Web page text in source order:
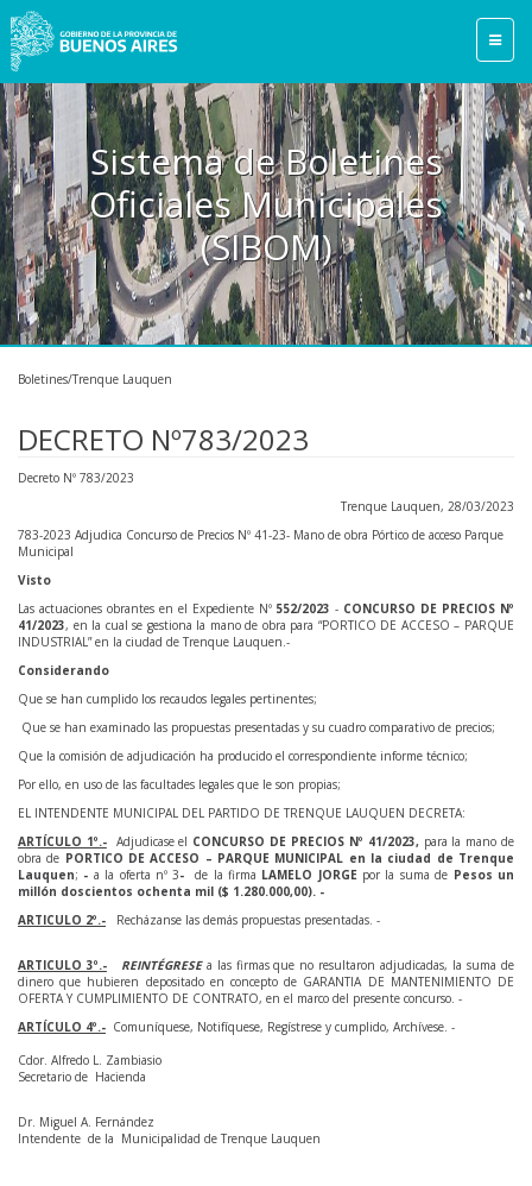
Sistema de Boletines
Oficiales Municipales
(SIBOM)
Boletines/Trenque Lauquen
DECRETO Nº783/2023
Decreto Nº 783/2023
Trenque Lauquen, 28/03/2023
783-2023 Adjudica Concurso de Precios Nº 41-23- Mano de obra Pórtico de acceso Parque
Municipal
Visto
Las actuaciones obrantes en el Expediente Nº 552/2023 - CONCURSO DE PRECIOS Nº
41/2023, en la cual se gestiona la mano de obra para “PORTICO DE ACCESO – PARQUE
INDUSTRIAL” en la ciudad de Trenque Lauquen.-
Considerando
Que se han cumplido los recaudos legales pertinentes;
Que se han examinado las propuestas presentadas y su cuadro comparativo de precios;
Que la comisión de adjudicación ha producido el correspondiente informe técnico;
Por ello, en uso de las facultades legales que le son propias;
EL INTENDENTE MUNICIPAL DEL PARTIDO DE TRENQUE LAUQUEN DECRETA:
ARTÍCULO 1º.-Adjudicase el CONCURSO DE PRECIOS Nº 41/2023, para la mano de
obra de PORTICO DE ACCESO – PARQUE MUNICIPAL en la ciudad de Trenque
Lauquen; - a la oferta nº 3-de la firma LAMELO JORGE por la suma de Pesos un
millón doscientos ochenta mil ($ 1.280.000,00). -
ARTICULO 2º.- Recházanse las demás propuestas presentadas. -
ARTICULO 3º.-REINTÉGRESE a las firmas que no resultaron adjudicadas, la suma de
dinero que hubieren depositado en concepto de GARANTIA DE MANTENIMIENTO DE
OFERTA Y CUMPLIMIENTO DE CONTRATO, en el marco del presente concurso. -
ARTÍCULO 4º.- Comuníquese, Notifíquese, Regístrese y cumplido, Archívese. -
Cdor. Alfredo L. Zambiasio
Secretario de Hacienda
Dr. Miguel A. Fernández
Intendente de la Municipalidad de Trenque Lauquen